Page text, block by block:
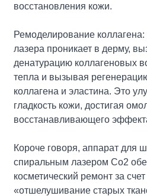
восстановления кожи.
Ремоделирование
лазера проникает в дерму,
денатурацию коллагеновых
тепла и вызывая
коллагена и эластина. Это
гладкость кожи, достигая
восстанавливающего
Короче говоря, аппарат для
спиральным лазером Co2
косметический ремонт за
«отшелушивание старых